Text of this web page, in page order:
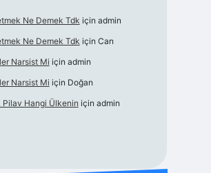
Ne Demek Tdk için admin
Ne Demek Tdk için Can
Narsist Mi için admin
Narsist Mi için Doğan
Pilav Hangi Ülkenin için admin